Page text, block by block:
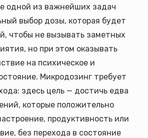
одной из важнейших задач
выбор дозы, которая будет
чтобы не вызывать заметных
но при этом оказывать
на психическое и
Микродозинг требует
здесь цель — достичь едва
которые положительно
продуктивность или
без перехода в состояние